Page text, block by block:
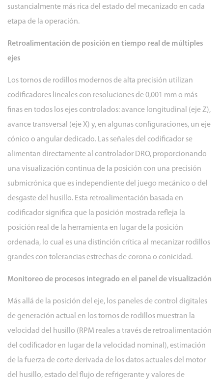
cargas
pesadas
Construcción
de
hormigón
polímero
o
relleno
Rodamientos
de
cabezal
hidrostático
3.3
Sistemas
compensación
Funciones
de
automatización
en
los
sustancialmente más rica del estado del mecanizado en cada
etapa de la operación.
Retroalimentación de posición en tiempo real de múltiples
ejes
Los tornos de rodillos modernos de alta precisión utilizan
codificadores lineales con resoluciones de 0,001 mm o más
finas en todos los ejes controlados: avance longitudinal (eje Z),
avance transversal (eje X) y, en algunas configuraciones, un eje
cónico o angular dedicado. Las señales del codificador se
alimentan directamente al controlador DRO, proporcionando
una visualización continua de la posición con una precisión
submicrónica que es independiente del juego mecánico o del
desgaste del husillo. Esta retroalimentación basada en
codificador significa que la posición mostrada refleja la
posición real de la herramienta en lugar de la posición
ordenada, lo cual es una distinción crítica al mecanizar rodillos
grandes con tolerancias estrechas de corona o conicidad.
Monitoreo de procesos integrado en el panel de visualización
Más allá de la posición del eje, los paneles de control digitales
de generación actual en los tornos de rodillos muestran la
velocidad del husillo (RPM reales a través de retroalimentación
del codificador en lugar de la velocidad nominal), estimación
de la fuerza de corte derivada de los datos actuales del motor
del husillo, estado del flujo de refrigerante y valores de